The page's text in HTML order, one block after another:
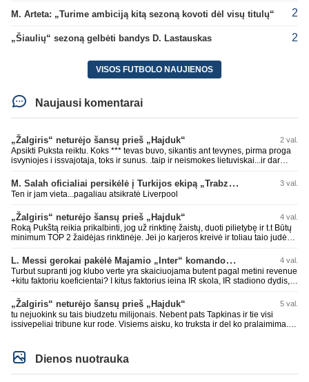
M. Arteta: „Turime ambiciją kitą sezoną kovoti dėl visų titulų“ 2
„Šiaulių“ sezoną gelbėti bandys D. Lastauskas 2
VISOS FUTBOLO NAUJIENOS
Naujausi komentarai
„Žalgiris“ neturėjo šansų prieš „Hajduk“ 2 val.
Apsikti Puksta reiktu. Koks *** tevas buvo, sikantis ant tevynes, pirma proga
isvyniojes i issvajotaja, toks ir sunus. .taip ir neismokes lietuviskai...ir dar
laurynas ikalbins
M. Salah oficialiai persikėlė į Turkijos ekipą „Trabzonspor“ 3 val.
Ten ir jam vieta...pagaliau atsikratė Liverpool
„Žalgiris“ neturėjo šansų prieš „Hajduk“ 4 val.
Roką Pukštą reikia prikalbinti, jog už rinktinę žaistų, duoti pilietybę ir t.t Būtų
minimum TOP 2 žaidėjas rinktinėje. Jei jo karjeros kreivė ir toliau taio judės,
L. Messi gerokai pakėlė Majamio „Inter“ komandos vertę 4 val.
Turbut supranti jog klubo verte yra skaiciuojama butent pagal metini revenue
+kitu faktoriu koeficientai? I kitus faktorius ieina IR skola, IR stadiono dydis,
puikiausiai sugeneravo rekordini 1.1B revenue, kas stipriai prisidejo prie
milzinisko klubo vertes suoli siemet. Be to, tie 200 pamineti cia yra visiskai
on-point, jeigu jau musu mylimas D. prasneko apie klubo vertes kelima, arba
CR atveju - numusima.
„Žalgiris“ neturėjo šansų prieš „Hajduk“ 5 val.
tu nejuokink su tais biudzetu milijonais. Nebent pats Tapkinas ir tie visi
issivepeliai tribune kur rode. Visiems aisku, ko truksta ir del ko pralaimima.
kasperunas nesusigaudys. Aciu, mercys, lauksim wilno grietineles
besivaipanciu itamet Konfu lygoje 20 tukst. stadione...jei makleriui tapinui
neatsibos sitas projektas
Dienos nuotrauka